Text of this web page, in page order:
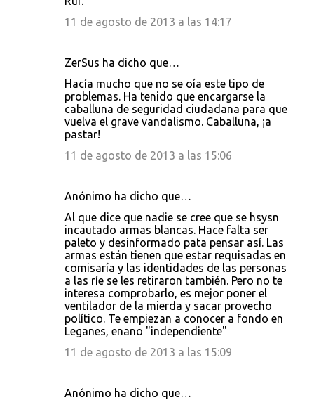
11 de agosto de 2013 a las 14:17
ZerSus ha dicho que…
Hacía mucho que no se oía este tipo de
problemas. Ha tenido que encargarse la
caballuna de seguridad ciudadana para que
vuelva el grave vandalismo. Caballuna, ¡a
pastar!
11 de agosto de 2013 a las 15:06
Anónimo ha dicho que…
Al que dice que nadie se cree que se hsysn
incautado armas blancas. Hace falta ser
paleto y desinformado pata pensar así. Las
armas están tienen que estar requisadas en
comisaría y las identidades de las personas
a las ríe se les retiraron también. Pero no te
interesa comprobarlo, es mejor poner el
ventilador de la mierda y sacar provecho
político. Te empiezan a conocer a fondo en
Leganes, enano "independiente"
11 de agosto de 2013 a las 15:09
Anónimo ha dicho que…